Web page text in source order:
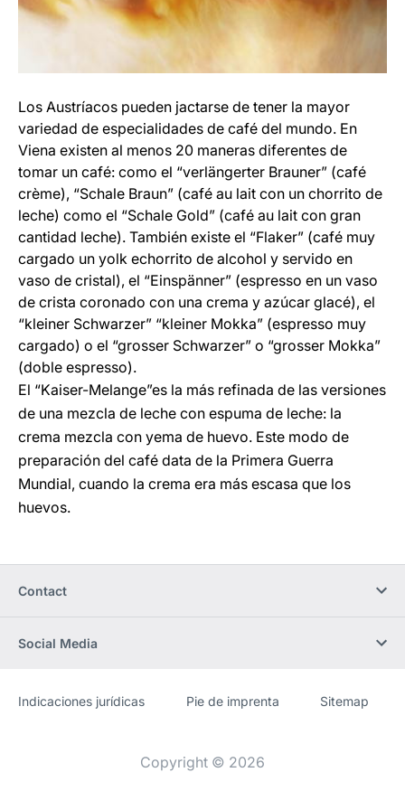
Los Austríacos pueden jactarse de tener la mayor
variedad de especialidades de café del mundo. En
Viena existen al menos 20 maneras diferentes de
tomar un café: como el “verlängerter Brauner” (café
crème), “Schale Braun” (café au lait con un chorrito de
leche) como el “Schale Gold” (café au lait con gran
cantidad leche). También existe el “Flaker” (café muy
cargado un yolk echorrito de alcohol y servido en
vaso de cristal), el “Einspänner” (espresso en un vaso
de crista coronado con una crema y azúcar glacé), el
“kleiner Schwarzer” “kleiner Mokka” (espresso muy
cargado) o el “grosser Schwarzer” o “grosser Mokka”
(doble espresso).
El “Kaiser-Melange”es la más refinada de las versiones
de una mezcla de leche con espuma de leche: la
crema mezcla con yema de huevo. Este modo de
preparación del café data de la Primera Guerra
Mundial, cuando la crema era más escasa que los
huevos.
Contact
Social Media
Sitio
[Website
Indicaciones jurídicas Pie de imprenta Sitemap
Copyright © 2026